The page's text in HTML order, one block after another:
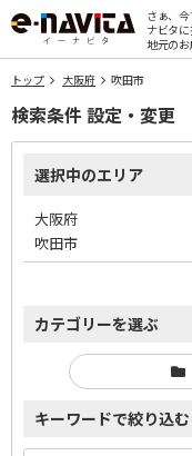
さぁ、今
ナビタ
地元のお
トップ 大阪府 吹田市
検索条件 設定・変更
選択中のエリア
大阪府
吹田市
カテゴリーを選ぶ
キーワードで絞り込む